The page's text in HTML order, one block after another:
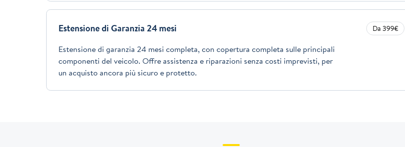
Estensione di Garanzia 24 mesi Da 399€
Estensione di garanzia 24 mesi completa, con copertura completa sulle principali
componenti del veicolo. Offre assistenza e riparazioni senza costi imprevisti, per
un acquisto ancora più sicuro e protetto.